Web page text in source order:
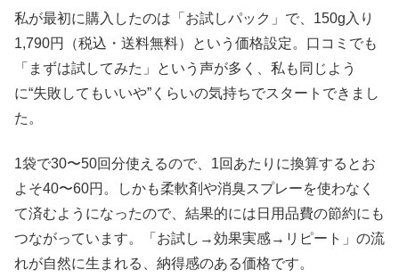
私が最初に購入したのは「お試しパック」で、150g入り
1,790円（税込・送料無料）という価格設定。口コミでも
「まずは試してみた」という声が多く、私も同じよう
に“失敗してもいいや”くらいの気持ちでスタートできまし
た。
1袋で30〜50回分使えるので、1回あたりに換算するとお
よそ40〜60円。しかも柔軟剤や消臭スプレーを使わなく
て済むようになったので、結果的には日用品費の節約にも
つながっています。「お試し→効果実感→リピート」の流
れが自然に生まれる、納得感のある価格です。